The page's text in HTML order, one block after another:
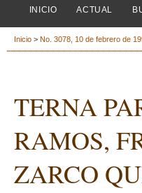
INICIO ACTUAL
Inicio > No. 3078, 10 de febrero de
TERNA
RAMOS,
ZARCO